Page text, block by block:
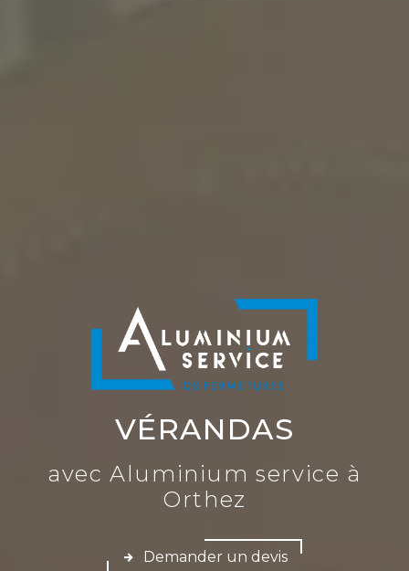
VÉRANDAS
avec Aluminium service à
Orthez
Demander un devis